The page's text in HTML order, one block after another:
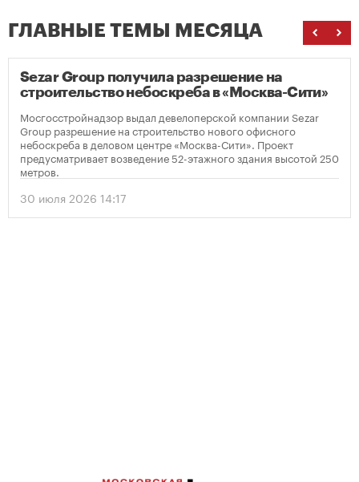
ГЛАВНЫЕ ТЕМЫ МЕСЯЦА
Sezar Group получила разрешение на
строительство небоскреба в «Москва-Сити»
Мосгосстройнадзор выдал девелоперской компании Sezar
Group разрешение на строительство нового офисного
небоскреба в деловом центре «Москва-Сити». Проект
предусматривает возведение 52-этажного здания высотой 250
метров.
30 июля 2026 14:17